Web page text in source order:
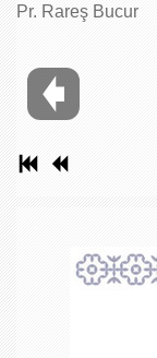
Pr. Rareş Bucur